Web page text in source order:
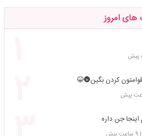
های امروز
کردن بگین🌚😂
جن داره
| 9 ساعت پیش